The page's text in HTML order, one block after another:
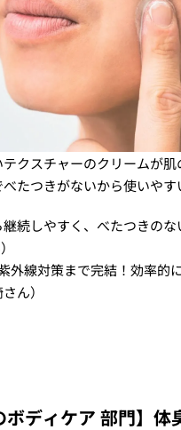
クスチャーのクリームが
たつきがないから使いやす
継続しやすく、べたつきのな
外線対策まで完結！効率的
ん）
ボディケア 部門】